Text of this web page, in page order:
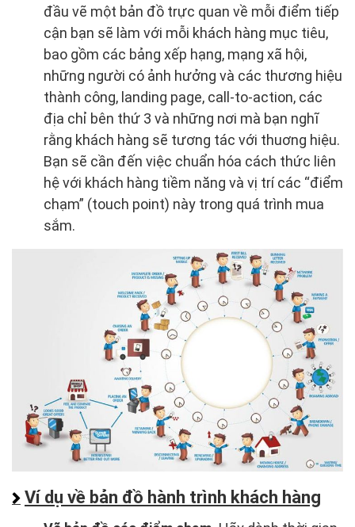
đầu vẽ một bản đồ trực quan về mỗi điểm tiếp
cận bạn sẽ làm với mỗi khách hàng mục tiêu,
bao gồm các bảng xếp hạng, mạng xã hội,
những người có ảnh hưởng và các thương hiệu
thành công, landing page, call-to-action, các
địa chỉ bên thứ 3 và những nơi mà bạn nghĩ
rằng khách hàng sẽ tương tác với thuơng hiệu.
Bạn sẽ cần đến việc chuẩn hóa cách thức liên
hệ với khách hàng tiềm năng và vị trí các “điểm
chạm” (touch point) này trong quá trình mua
sắm.
Ví dụ về bản đồ hành trình khách hàng